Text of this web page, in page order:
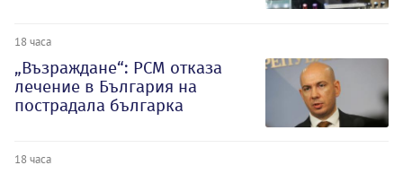
18 часа
„Възраждане“: РСМ отказа
лечение в България на
пострадала българка
18 часа